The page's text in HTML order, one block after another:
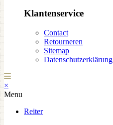
Klantenservice
Contact
Retourneren
Sitemap
Datenschutzerklärung
×
Menu
Reiter